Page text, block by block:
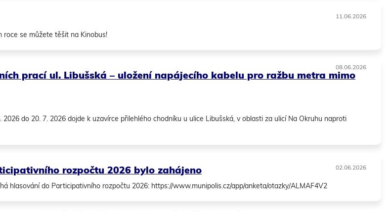
11.06.2026
roce se můžete těšit na Kinobus!
08.06.2026
prací ul. Libušská – uložení napájecího kabelu pro ražbu metra mimo
do 20. 7. 2026 dojde k uzavírce přilehlého chodníku u ulice Libušská, v oblasti za ulicí Na Okruhu naproti
02.06.2026
rozpočtu 2026 bylo zahájeno
hlasování do Participativního rozpočtu 2026: https://www.munipolis.cz/app/anketa/otazky/ALMAF4V2